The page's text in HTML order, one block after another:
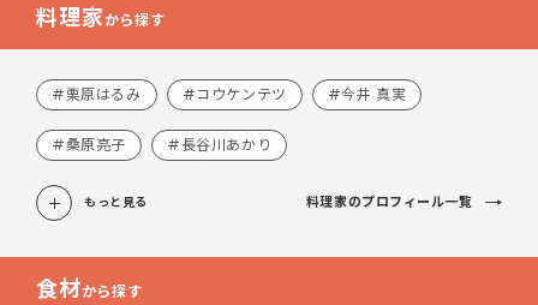
料理家から探す
#栗原はるみ #コウケンテツ #今井 真実
#桑原亮子 #長谷川あかり
もっと見る 料理家のプロフィール一覧
食材から探す